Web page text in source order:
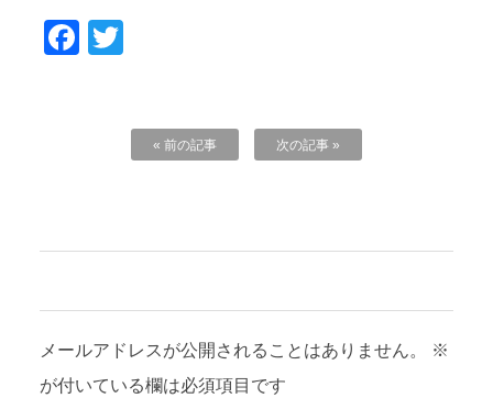
Facebook
« 前の記事 次の記事 »
メールアドレスが公開されることはありません。
※
が付いている欄は必須項目です